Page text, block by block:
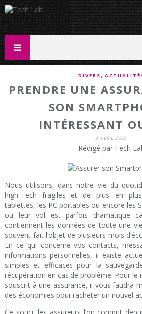
DIVERS ,
PRENDRE UNE
SON
INTÉRESSANT
3 AVRIL 2021
Rédigé par Tech
Nous utilisons, dans notre vie du
high-Tech fragiles et de plus en
tablettes, les PC portables ou encore les
ou leur vol est parfois dramatique
contiennent les données de toute une
souvent fait l’objet de plusieurs mois
En ce qui concerne vos contacts,
informations personnelles, il existe
simples et efficaces pour la
récupération en cas de problème. Pour le
souscrit à une assurance, il vous faudra
des économies pour racheter un nouvel
Ce souci, les assureurs l’on comprit